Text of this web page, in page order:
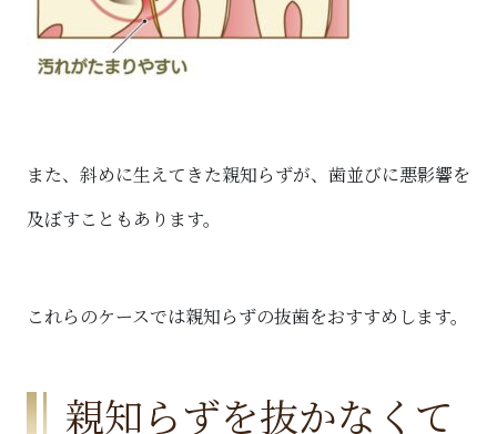
また、斜めに生えてきた親知らずが、歯並びに悪影響を
及ぼすこともあります。
これらのケースでは親知らずの抜歯をおすすめします。
親知らずを抜かなくて